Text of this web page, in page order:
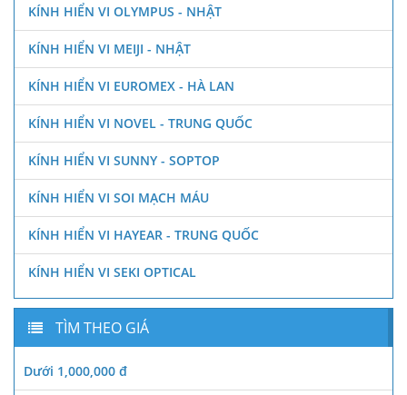
KÍNH HIỂN VI OLYMPUS - NHẬT
KÍNH HIỂN VI MEIJI - NHẬT
KÍNH HIỂN VI EUROMEX - HÀ LAN
KÍNH HIỂN VI NOVEL - TRUNG QUỐC
KÍNH HIỂN VI SUNNY - SOPTOP
KÍNH HIỂN VI SOI MẠCH MÁU
KÍNH HIỂN VI HAYEAR - TRUNG QUỐC
KÍNH HIỂN VI SEKI OPTICAL
TÌM THEO GIÁ
Dưới 1,000,000 đ